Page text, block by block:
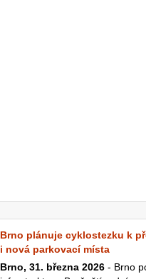
Brno plánuje cyklostezku k
i nová parkovací místa
Brno, 31. března 2026 - Brno